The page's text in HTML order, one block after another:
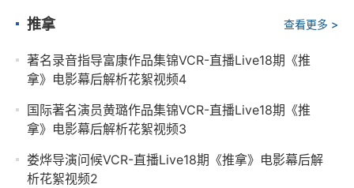
推拿 查看更多 >
著名录音指导富康作品集锦VCR-直播Live18期《推
拿》电影幕后解析花絮视频4
国际著名演员黄璐作品集锦VCR-直播Live18期《推
拿》电影幕后解析花絮视频3
娄烨导演问候VCR-直播Live18期《推拿》电影幕后解
析花絮视频2